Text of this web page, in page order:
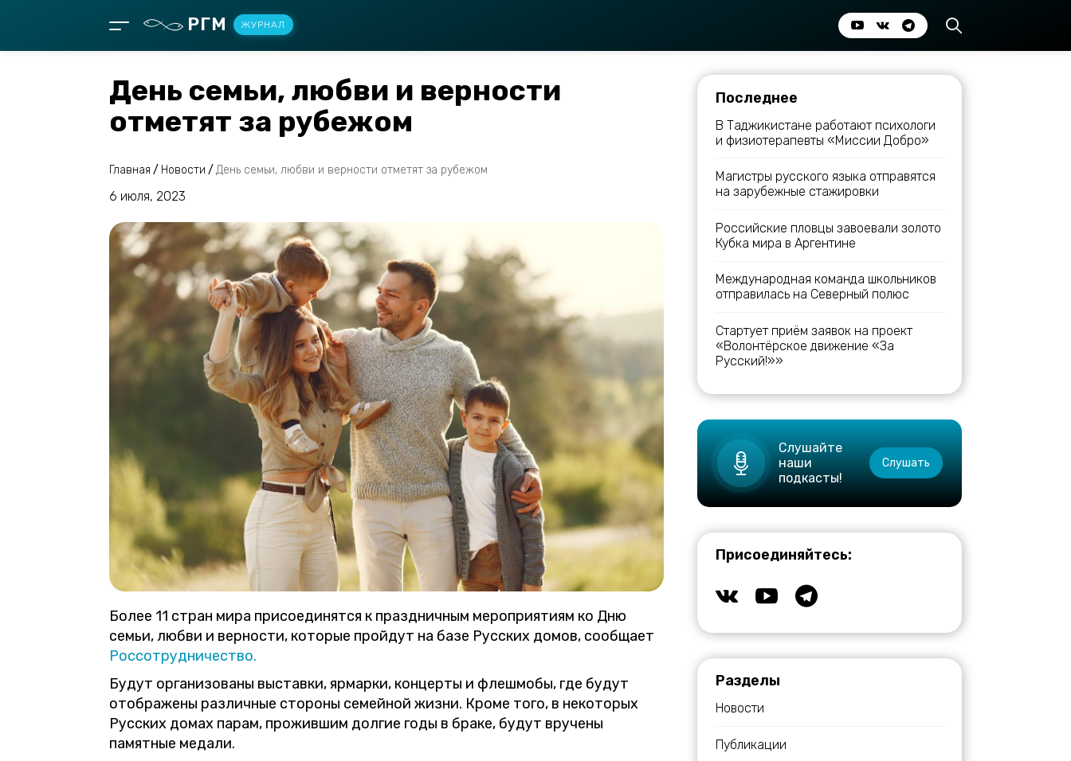
РГМ ЖУРНАЛ
День семьи, любви и верности
отметят за рубежом
Главная / Новости / День семьи, любви и верности отметят за рубежом
6 июля, 2023
Более 11 стран мира присоединятся к праздничным мероприятиям ко Дню
семьи, любви и верности, которые пройдут на базе Русских домов, сообщает
Россотрудничество.
Будут организованы выставки, ярмарки, концерты и флешмобы, где будут
отображены различные стороны семейной жизни. Кроме того, в некоторых
Русских домах парам, прожившим долгие годы в браке, будут вручены
памятные медали.
Последнее
В Таджикистане работают психологи
и физиотерапевты «Миссии Добро»
Магистры русского языка отправятся
на зарубежные стажировки
Российские пловцы завоевали золото
Кубка мира в Аргентине
Международная команда школьников
отправилась на Северный полюс
Стартует приём заявок на проект
«Волонтёрское движение «За
Русский!»»
Слушайте
наши
подкасты!
Слушать
Присоединяйтесь:
Разделы
Новости
Публикации